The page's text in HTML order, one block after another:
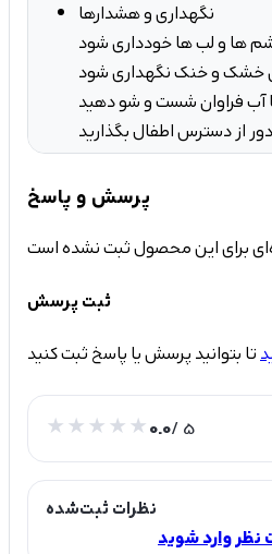
نگهداری و هشدارها
ها و لب ها خودداری شود
آب فراوان شست و شو دهید
پرسش و پاسخ
ثبت پرسش
0.0/ 5
نظرات ثبت‌شده
نظر وارد شوید